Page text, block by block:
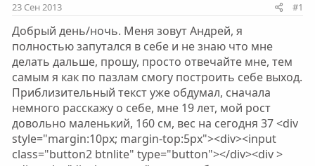
м
ы
л
а
23 Сен 2013 #1
Добрый день/ночь. Меня зовут Андрей, я
полностью запутался в себе и не знаю что мне
делать дальше, прошу, просто отвечайте мне, тем
самым я как по пазлам смогу построить себе выход.
Приблизительный текст уже обдумал, сначала
немного расскажу о себе, мне 19 лет, мой рост
довольно маленький, 160 см, вес на сегодня 37 <div
style="margin:10px; margin-top:5px"><div><input
class="button2 btnlite" type="button"></div><div >